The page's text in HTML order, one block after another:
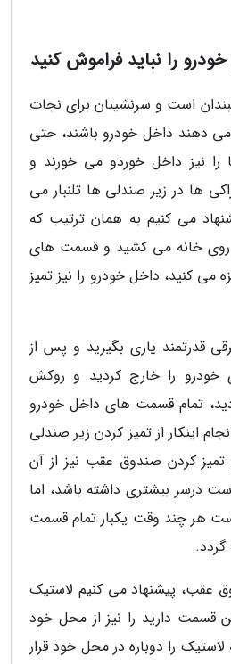
است و سرنشینان برای نجات
می دهند داخل خودرو باشند، حتی
را نیز داخل خوردو می خورند و
ها در زیر صندلی ها تلنبار می
می کنیم به همان ترتیب که
روی خانه می کشید و قسمت های
می کنید، داخل خودرو را نیز تمیز
قدرتمند یاری بگیرید و پس از
خودرو را خارج کردید و روکش
تمام قسمت های داخل خودرو
اینکار از تمیز کردن زیر صندلی
کردن صندوق عقب نیز از آن
درسر بیشتری داشته باشد، اما
هر چند وقت یکبار تمام قسمت
عقب، پیشنهاد می کنیم لاستیک
قسمت دارید را نیز از محل خود
لاستیک را دوباره در محل خود قرار